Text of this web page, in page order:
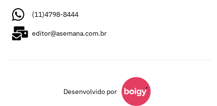
(11)4798-8444
editor@asemana.com.br
Desenvolvido por